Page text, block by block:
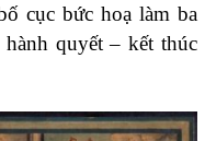
cục bức hoạ làm ba
quyết – kết thúc